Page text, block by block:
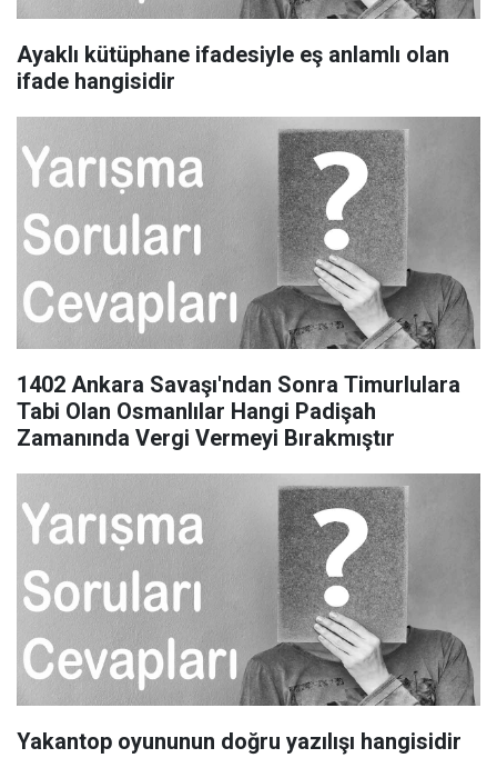
Ayaklı kütüphane ifadesiyle eş anlamlı olan
ifade hangisidir
1402 Ankara Savaşı'ndan Sonra Timurlulara
Tabi Olan Osmanlılar Hangi Padişah
Zamanında Vergi Vermeyi Bırakmıştır
Yakantop oyununun doğru yazılışı hangisidir